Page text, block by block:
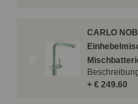
CARLO
+ € 249.60